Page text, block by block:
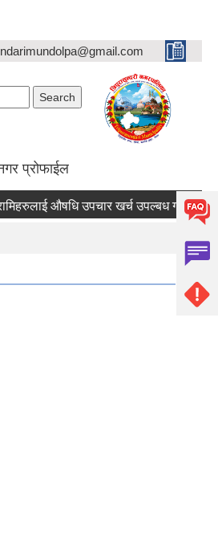
प्रोफाईल
‍‌औषधि उपचार खर्च उपल्बध गराउने सम्बन्धी